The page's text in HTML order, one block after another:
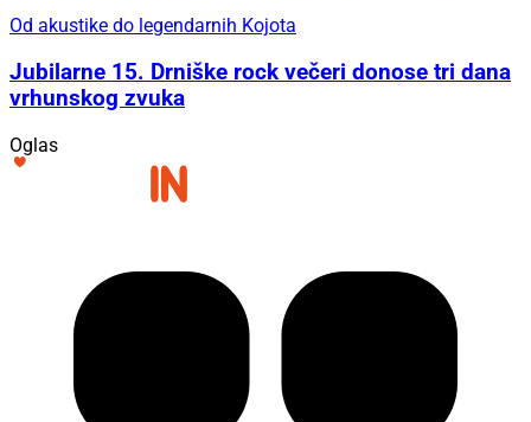
Od akustike do legendarnih Kojota
Jubilarne 15. Drniške rock večeri donose tri dana
vrhunskog zvuka
Oglas